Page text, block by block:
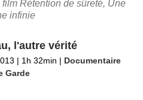
Rétention de sûreté, Une
infinie
l'autre vérité
| 1h 32min | Documentaire
Garde